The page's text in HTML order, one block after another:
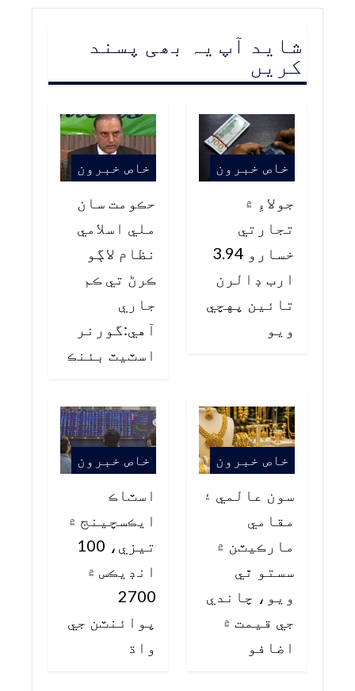
شاید آپ یہ بھی پسند
کریں
خاص خبرون
جولاءِ ۾
تجارتي
خسارو 3.94
ارب ڊالرن
تائين پهچي
ويو
خاص خبرون
حڪومت سان
ملي اسلامي
نظام لاڳو
ڪرڻ تي ڪم
جاري
آهي:گورنر
اسٽيٽ بئنڪ
خاص خبرون
سون عالمي ۽
مقامي
مارڪيٽن ۾
سستو ٿي
ويو، چاندي
جي قيمت ۾
اضافو
خاص خبرون
اسٽاڪ
ايڪسچينج ۾
تيزي، 100
انڊيڪس ۾
2700
پوائنٽن جي
واڌ